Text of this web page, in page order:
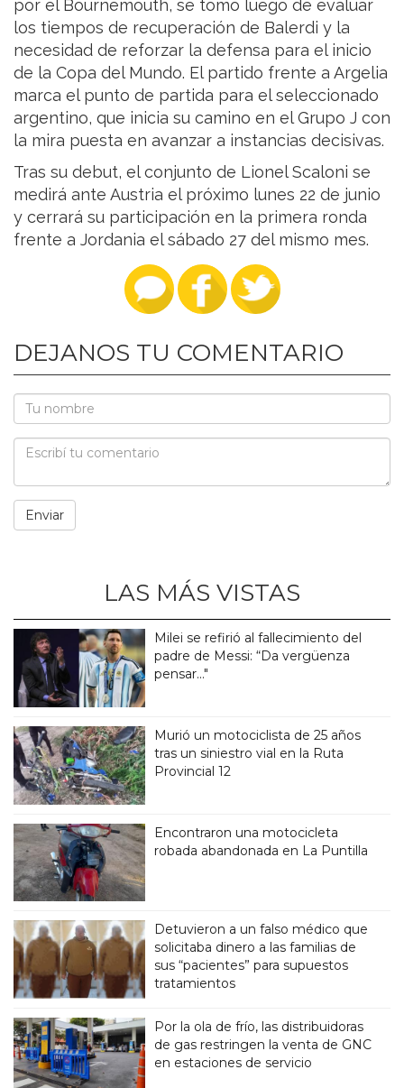
por el Bournemouth, se tomó luego de evaluar
los tiempos de recuperación de Balerdi y la
necesidad de reforzar la defensa para el inicio
de la Copa del Mundo. El partido frente a Argelia
marca el punto de partida para el seleccionado
argentino, que inicia su camino en el Grupo J con
la mira puesta en avanzar a instancias decisivas.
Tras su debut, el conjunto de Lionel Scaloni se
medirá ante Austria el próximo lunes 22 de junio
y cerrará su participación en la primera ronda
frente a Jordania el sábado 27 del mismo mes.
DEJANOS TU COMENTARIO
LAS MÁS VISTAS
Milei se refirió al fallecimiento del
padre de Messi: “Da vergüenza
pensar..."
Murió un motociclista de 25 años
tras un siniestro vial en la Ruta
Provincial 12
Encontraron una motocicleta
robada abandonada en La Puntilla
Detuvieron a un falso médico que
solicitaba dinero a las familias de
sus “pacientes” para supuestos
tratamientos
Por la ola de frío, las distribuidoras
de gas restringen la venta de GNC
en estaciones de servicio